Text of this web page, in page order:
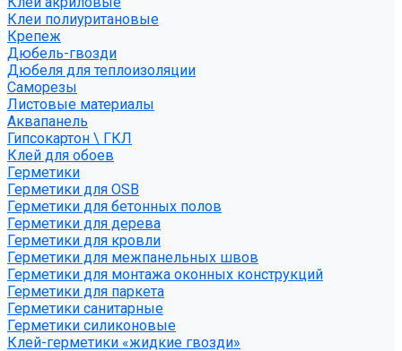
Клеи полиуритановые
Крепеж
Дюбель-гвозди
Дюбеля для теплоизоляции
Саморезы
Листовые материалы
Аквапанель
Гипсокартон \ ГКЛ
Клей для обоев
Герметики
Герметики для OSB
Герметики для бетонных полов
Герметики для дерева
Герметики для кровли
Герметики для межпанельных швов
Герметики для монтажа оконных конструкций
Герметики для паркета
Герметики санитарные
Герметики силиконовые
Клей-герметики «жидкие гвозди»